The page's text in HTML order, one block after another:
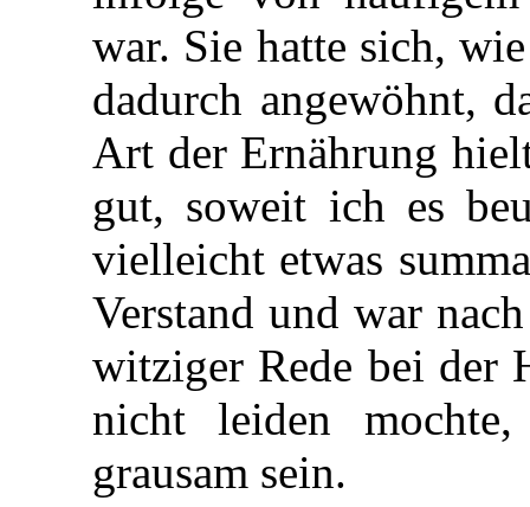
war. Sie hatte sich,
dadurch angewöhnt,
Art der Ernährung
gut, soweit ich es
vielleicht etwas
Verstand und war
witziger Rede bei der
nicht leiden
grausam sein.